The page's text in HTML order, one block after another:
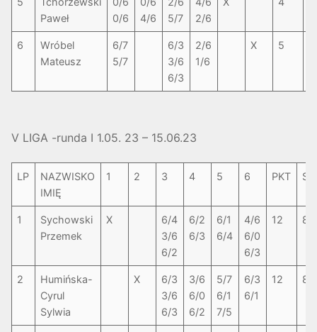
Paweł
0/6
4/6
5/7
2/6
6
Wróbel
Mateusz
6/7
5/7
6/3
3/6
6/3
2/6
1/6
X 5
V LIGA -runda I 1.05. 23 – 15.06.23
LP
NAZWISKO
IMIĘ
1 2 3 4 5 6 PKT
1
Sychowski
Przemek
X
6/4
3/6
6/2
6/2
6/3
6/1
6/4
4/6
6/0
6/3
12 8-
2
Humińska-
Cyrul
Sylwia
X
6/3
3/6
6/3
3/6
6/0
6/2
5/7
6/1
7/5
6/3
6/1
12 8-